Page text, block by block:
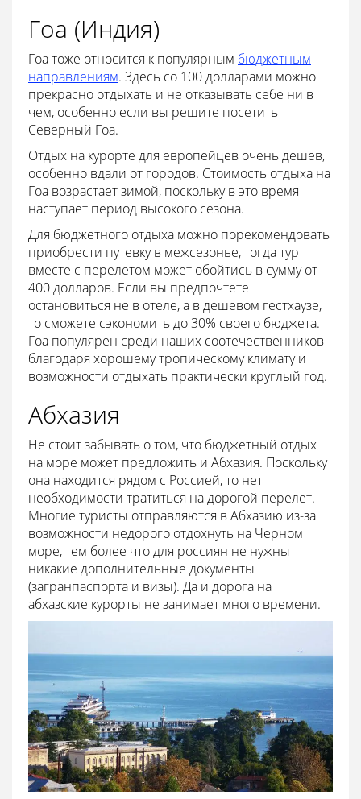
Гоа (Индия)
Гоа тоже относится к популярным бюджетным
направлениям. Здесь со 100 долларами можно
прекрасно отдыхать и не отказывать себе ни в
чем, особенно если вы решите посетить
Северный Гоа.
Отдых на курорте для европейцев очень дешев,
особенно вдали от городов. Стоимость отдыха на
Гоа возрастает зимой, поскольку в это время
наступает период высокого сезона.
Для бюджетного отдыха можно порекомендовать
приобрести путевку в межсезонье, тогда тур
вместе с перелетом может обойтись в сумму от
400 долларов. Если вы предпочтете
остановиться не в отеле, а в дешевом гестхаузе,
то сможете сэкономить до 30% своего бюджета.
Гоа популярен среди наших соотечественников
благодаря хорошему тропическому климату и
возможности отдыхать практически круглый год.
Абхазия
Не стоит забывать о том, что бюджетный отдых
на море может предложить и Абхазия. Поскольку
она находится рядом с Россией, то нет
необходимости тратиться на дорогой перелет.
Многие туристы отправляются в Абхазию из-за
возможности недорого отдохнуть на Черном
море, тем более что для россиян не нужны
никакие дополнительные документы
(загранпаспорта и визы). Да и дорога на
абхазские курорты не занимает много времени.